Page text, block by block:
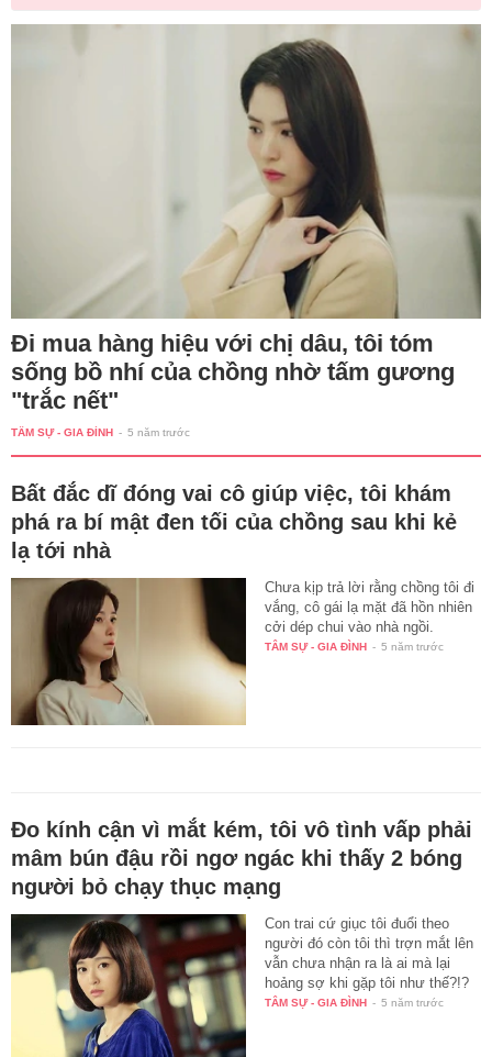
Đi mua hàng hiệu với chị dâu, tôi tóm
sống bồ nhí của chồng nhờ tấm gương
"trắc nết"
TÂM SỰ - GIA ĐÌNH - 5 năm trước
Bất đắc dĩ đóng vai cô giúp việc, tôi khám
phá ra bí mật đen tối của chồng sau khi kẻ
lạ tới nhà
Chưa kịp trả lời rằng chồng tôi đi
vắng, cô gái lạ mặt đã hồn nhiên
cởi dép chui vào nhà ngồi.
TÂM SỰ - GIA ĐÌNH - 5 năm trước
Đo kính cận vì mắt kém, tôi vô tình vấp phải
mâm bún đậu rồi ngơ ngác khi thấy 2 bóng
người bỏ chạy thục mạng
Con trai cứ giục tôi đuổi theo
người đó còn tôi thì trợn mắt lên
vẫn chưa nhận ra là ai mà lại
hoảng sợ khi gặp tôi như thế?!?
TÂM SỰ - GIA ĐÌNH - 5 năm trước